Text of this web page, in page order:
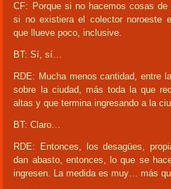
CF: Porque si no hacemos cosas
si no existiera el colector noroeste
que llueve poco, inclusive.
BT: Sí, sí…
RDE: Mucha menos cantidad, entre
sobre la ciudad, más toda la que
altas y que termina ingresando a la
BT: Claro…
RDE: Entonces, los desagües,
dan abasto, entonces, lo que se
ingresen. La medida es muy… más